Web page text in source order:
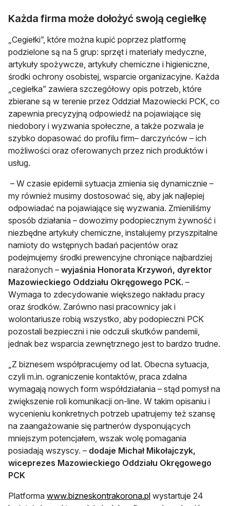
Każda firma może dołożyć swoją cegiełkę
„Cegiełki”, które można kupić poprzez platformę
podzielone są na 5 grup: sprzęt i materiały medyczne,
artykuły spożywcze, artykuły chemiczne i higieniczne,
środki ochrony osobistej, wsparcie organizacyjne. Każda
„cegiełka” zawiera szczegółowy opis potrzeb, które
zbierane są w terenie przez Oddział Mazowiecki PCK, co
zapewnia precyzyjną odpowiedź na pojawiające się
niedobory i wyzwania społeczne, a także pozwala je
szybko dopasować do profilu firm– darczyńców – ich
możliwości oraz oferowanych przez nich produktów i
usług.
– W czasie epidemii sytuacja zmienia się dynamicznie –
my również musimy dostosować się, aby jak najlepiej
odpowiadać na pojawiające się wyzwania. Zmieniliśmy
sposób działania – dowozimy podopiecznym żywność i
niezbędne artykuły chemiczne, instalujemy przyszpitalne
namioty do wstępnych badań pacjentów oraz
podejmujemy środki prewencyjne chroniące najbardziej
narażonych – wyjaśnia Honorata Krzywoń, dyrektor
Mazowieckiego Oddziału Okręgowego PCK. –
Wymaga to zdecydowanie większego nakładu pracy
oraz środków. Zarówno nasi pracownicy jak i
wolontariusze robią wszystko, aby podopieczni PCK
pozostali bezpieczni i nie odczuli skutków pandemii,
jednak bez wsparcia zewnętrznego jest to bardzo trudne.
„Z biznesem współpracujemy od lat. Obecna sytuacja,
czyli m.in. ograniczenie kontaktów, praca zdalna
wymagają nowych form współdziałania – stąd pomysł na
zwiększenie roli komunikacji on-line. W takim opisaniu i
wycenieniu konkretnych potrzeb upatrujemy też szansę
na zaangażowanie się partnerów dysponujących
mniejszym potencjałem, wszak wolę pomagania
posiadają wszyscy. – dodaje Michał Mikołajczyk,
wiceprezes Mazowieckiego Oddziału Okręgowego
PCK
Platforma www.bizneskontrakorona.plotwiera się w nowej
wystartuje 24